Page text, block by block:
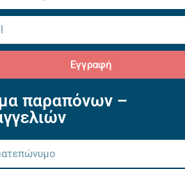
Εγγραφή
παραπόνων –